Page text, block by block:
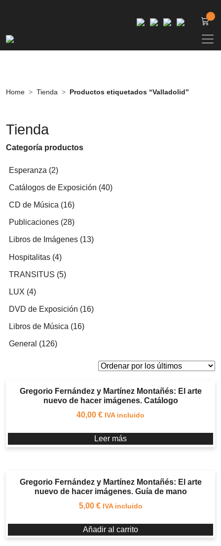
Home Tienda Productos etiquetados “Valladolid”
Tienda
Categoría productos
Esperanza 22
Catálogos de Exposición 4040
CD de Música 1616
Publicaciones 2828
Libros de Imágenes 1313
Hospitalitas 44
TRANSITUS 55
LUX 44
DVD de Exposición 1616
Libros de Música 1616
General 126126
Gregorio Fernández y Martínez Montañés: El arte
nuevo de hacer imágenes. Catálogo
40,00 € IVA incluido
Leer más
Gregorio Fernández y Martínez Montañés: El arte
nuevo de hacer imágenes. Guía de mano
5,00 € IVA incluido
Añadir al carrito